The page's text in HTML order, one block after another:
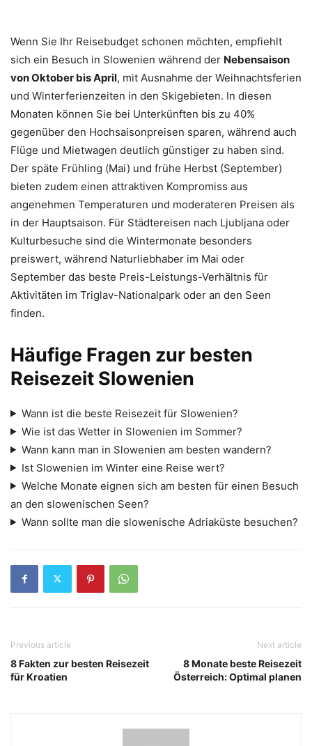
Wenn Sie Ihr Reisebudget schonen möchten, empfiehlt
sich ein Besuch in Slowenien während der Nebensaison
von Oktober bis April, mit Ausnahme der Weihnachtsferien
und Winterferienzeiten in den Skigebieten. In diesen
Monaten können Sie bei Unterkünften bis zu 40%
gegenüber den Hochsaisonpreisen sparen, während auch
Flüge und Mietwagen deutlich günstiger zu haben sind.
Der späte Frühling (Mai) und frühe Herbst (September)
bieten zudem einen attraktiven Kompromiss aus
angenehmen Temperaturen und moderateren Preisen als
in der Hauptsaison. Für Städtereisen nach Ljubljana oder
Kulturbesuche sind die Wintermonate besonders
preiswert, während Naturliebhaber im Mai oder
September das beste Preis-Leistungs-Verhältnis für
Aktivitäten im Triglav-Nationalpark oder an den Seen
finden.
Häufige Fragen zur besten
Reisezeit Slowenien
Wann ist die beste Reisezeit für Slowenien?
Wie ist das Wetter in Slowenien im Sommer?
Wann kann man in Slowenien am besten wandern?
Ist Slowenien im Winter eine Reise wert?
Welche Monate eignen sich am besten für einen Besuch
an den slowenischen Seen?
Wann sollte man die slowenische Adriaküste besuchen?
Previous article
8 Fakten zur besten Reisezeit
für Kroatien
Next article
8 Monate beste Reisezeit
Österreich: Optimal planen